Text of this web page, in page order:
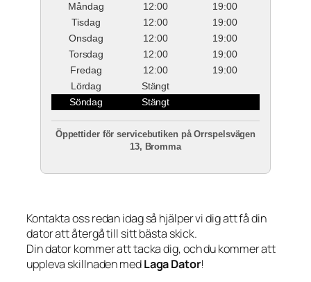
Måndag
12:00
19:00
Tisdag
12:00
19:00
Onsdag
12:00
19:00
Torsdag
12:00
19:00
Fredag
12:00
19:00
Lördag
Stängt
Söndag
Stängt
Öppettider för servicebutiken på Orrspelsvägen
13, Bromma
Kontakta oss redan idag så hjälper vi dig att få din
dator att återgå till sitt bästa skick.
Din dator kommer att tacka dig, och du kommer att
uppleva skillnaden medLaga Dator!